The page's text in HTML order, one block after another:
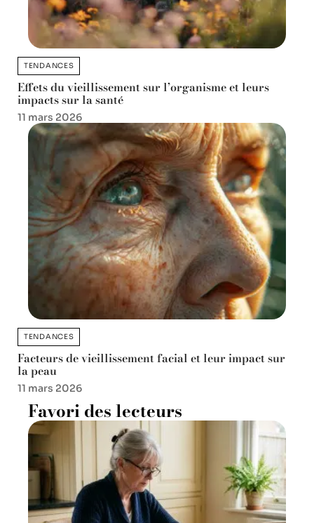
TENDANCES
Effets du vieillissement sur l’organisme et leurs
impacts sur la santé
11 mars 2026
TENDANCES
Facteurs de vieillissement facial et leur impact sur
la peau
11 mars 2026
Favori des lecteurs